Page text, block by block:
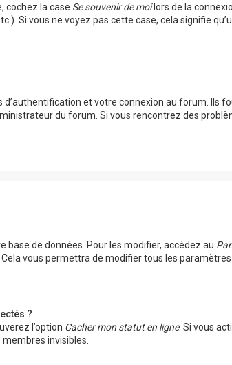
cochez la case Se souvenir de moilors de la
Si vous ne voyez pas cette case, cela signifie
et votre connexion au forum. Ils
du forum. Si vous rencontrez des
de données. Pour les modifier, accédez au
vous permettra de modifier tous les
?
l’option Cacher mon statut en ligne. Si vous
invisibles.